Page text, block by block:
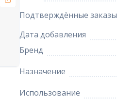
Подтверждённые заказы
Дата добавления
Бренд
Назначение
Использование